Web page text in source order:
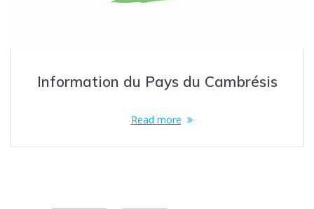
Information du Pays du Cambrésis
Read more